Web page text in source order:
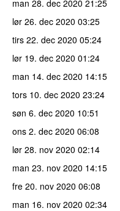
man 28. dec 2020 21:25
lør 26. dec 2020 03:25
tirs 22. dec 2020 05:24
lør 19. dec 2020 01:24
man 14. dec 2020 14:15
tors 10. dec 2020 23:24
søn 6. dec 2020 10:51
ons 2. dec 2020 06:08
lør 28. nov 2020 02:14
man 23. nov 2020 14:15
fre 20. nov 2020 06:08
man 16. nov 2020 02:34